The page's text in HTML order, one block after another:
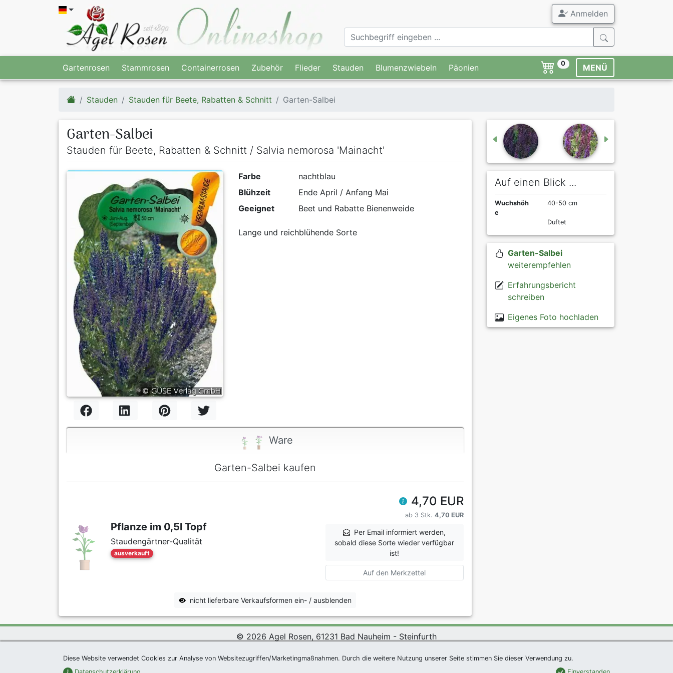
Anmelden
Gartenrosen Stammrosen Containerrosen Zubehör Flieder Stauden Blumenzwiebeln Päonien 0 MENÜ
Stauden Stauden für Beete, Rabatten & Schnitt Garten-Salbei
Garten-Salbei
Stauden für Beete, Rabatten & Schnitt / Salvia nemorosa 'Mainacht'
Farbe
nachtblau
Blühzeit
Ende April / Anfang Mai
Geeignet
Beet und Rabatte Bienenweide
Lange und reichblühende Sorte
Ware
Garten-Salbei kaufen
Pflanze im 0,5l Topf
Staudengärtner-Qualität
ausverkauft
4,70 EUR
ab 3 Stk. 4,70 EUR
Per Email informiert werden,
sobald diese Sorte wieder verfügbar
ist!
Auf den Merkzettel
nicht lieferbare Verkaufsformen ein- / ausblenden
Auf einen Blick ...
Wuchshöh
e
40-50 cm
Duftet
Garten-Salbei
weiterempfehlen
Erfahrungsbericht
schreiben
Eigenes Foto hochladen
© 2026 Agel Rosen, 61231 Bad Nauheim - Steinfurth
Diese Website verwendet Cookies zur Analyse von Websitezugriffen/Marketingmaßnahmen. Durch die weitere Nutzung unserer Seite stimmen Sie dieser Verwendung zu.